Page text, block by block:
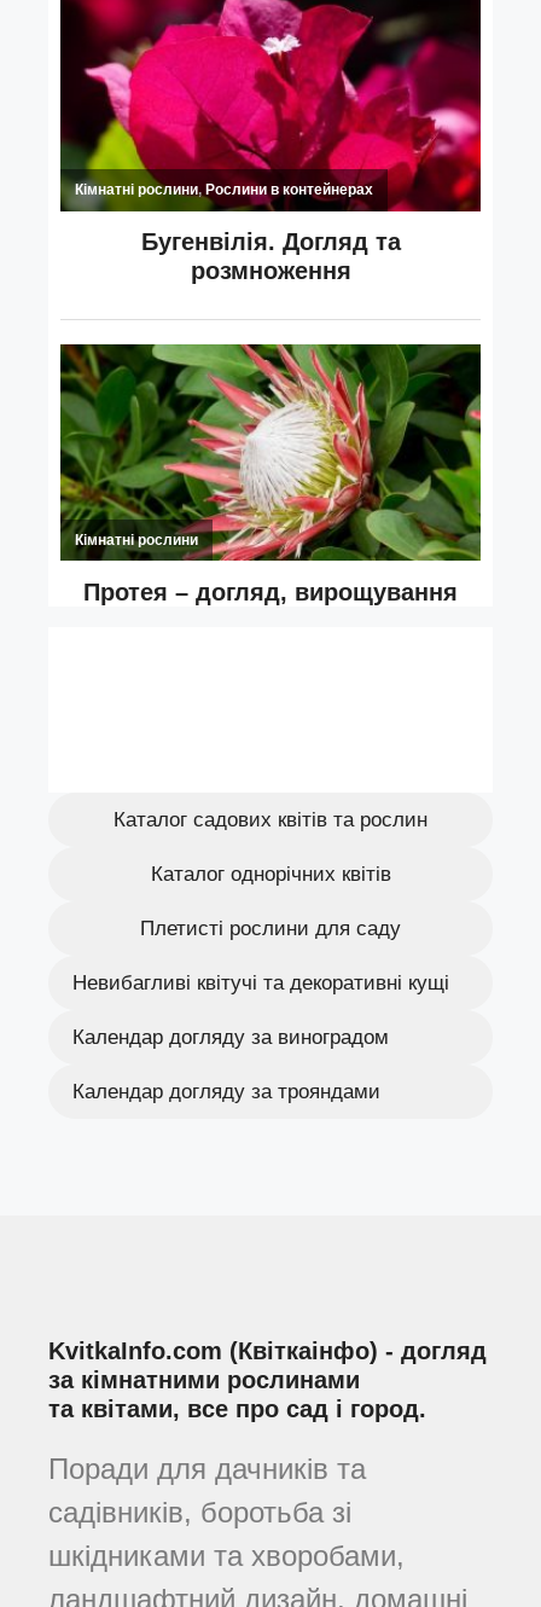
Каталог садових квітів та рослин
Каталог однорічних квітів
Плетисті рослини для саду
Невибагливі квітучі та декоративні кущі
Календар догляду за виноградом
Календар догляду за трояндами
KvitkaInfo.com (Квіткаінфо) - догляд
за кімнатними рослинами
та квітами, все про сад і город.
Поради для дачників та
садівників, боротьба зі
шкідниками та хворобами,
ландшафтний дизайн, домашні